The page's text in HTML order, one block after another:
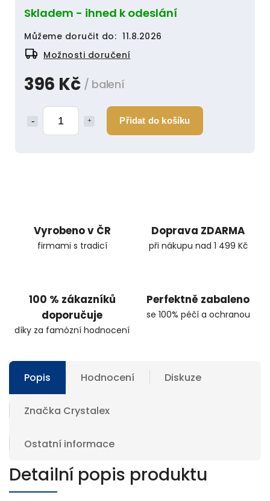
396 Kč / balení
Přidat do košíku
Skladem - ihned k odeslání
Můžeme doručit do: 11.8.2026
Možnosti doručení
Vyrobeno v ČR
firmami s tradicí
Doprava ZDARMA
při nákupu nad 1 499 Kč
100 % zákazníků
doporučuje
díky za famózní hodnocení
Perfektně zabaleno
se 100% péčí a ochranou
Popis Hodnocení Diskuze
Značka Crystalex
Ostatní informace
Detailní popis produktu